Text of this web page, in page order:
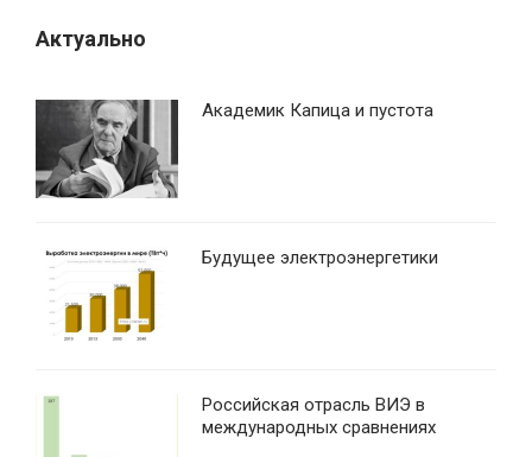
Актуально
Академик Капица и пустота
Будущее электроэнергетики
Российская отрасль ВИЭ в
международных сравнениях